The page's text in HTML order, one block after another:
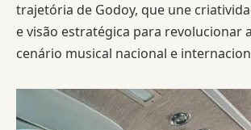
trajetória de Godoy, que une
e visão estratégica para revolucionar
cenário musical nacional e